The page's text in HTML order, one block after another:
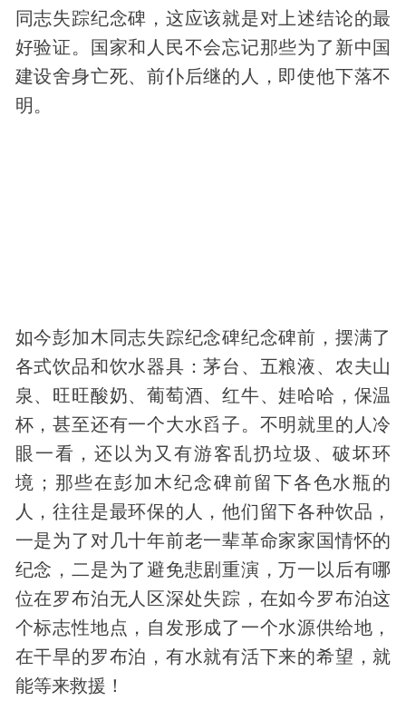
同志失踪纪念碑，这应该就是对上述结论的最
好验证。国家和人民不会忘记那些为了新中国
建设舍身亡死、前仆后继的人，即使他下落不
明。
如今彭加木同志失踪纪念碑纪念碑前，摆满了
各式饮品和饮水器具：茅台、五粮液、农夫山
泉、旺旺酸奶、葡萄酒、红牛、娃哈哈，保温
杯，甚至还有一个大水舀子。不明就里的人冷
眼一看，还以为又有游客乱扔垃圾、破坏环
境；那些在彭加木纪念碑前留下各色水瓶的
人，往往是最环保的人，他们留下各种饮品，
一是为了对几十年前老一辈革命家家国情怀的
纪念，二是为了避免悲剧重演，万一以后有哪
位在罗布泊无人区深处失踪，在如今罗布泊这
个标志性地点，自发形成了一个水源供给地，
在干旱的罗布泊，有水就有活下来的希望，就
能等来救援！